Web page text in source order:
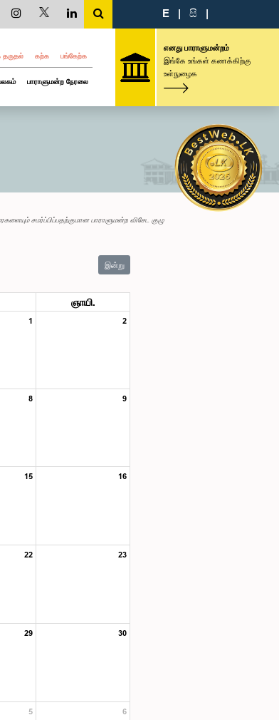
E | සි |
தருதல் கற்க பங்கேற்க
பாராளுமன்ற நேரலை
எனது பாராளுமன்றம்
இங்கே உங்கள் கணக்கிற்கு
உள்நுழைக
சமர்ப்பிப்பதற்குமான பாராளுமன்ற விசேட குழு
இன்று
ஞாயி.
1 2
8 9
15 16
22 23
29 30
5 6